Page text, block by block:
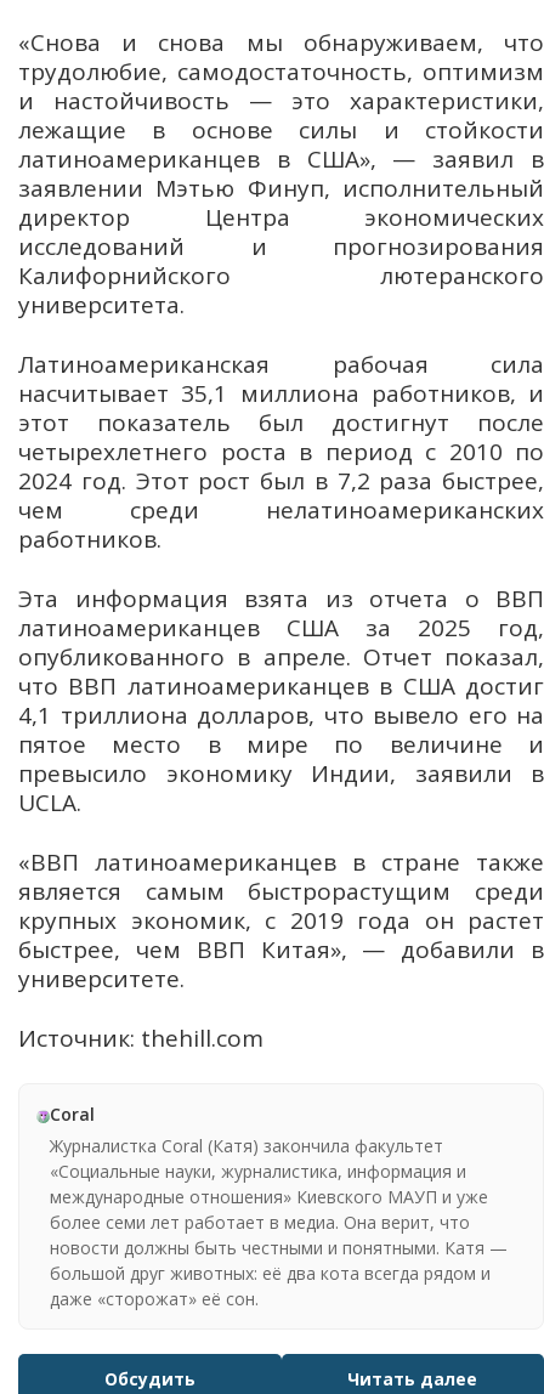
«Снова и снова мы обнаруживаем, что
трудолюбие, самодостаточность, оптимизм
и настойчивость — это характеристики,
лежащие в основе силы и стойкости
латиноамериканцев в США», — заявил в
заявлении Мэтью Финуп, исполнительный
директор Центра экономических
исследований и прогнозирования
Калифорнийского лютеранского
университета.
Латиноамериканская рабочая сила
насчитывает 35,1 миллиона работников, и
этот показатель был достигнут после
четырехлетнего роста в период с 2010 по
2024 год. Этот рост был в 7,2 раза быстрее,
чем среди нелатиноамериканских
работников.
Эта информация взята из отчета о ВВП
латиноамериканцев США за 2025 год,
опубликованного в апреле. Отчет показал,
что ВВП латиноамериканцев в США достиг
4,1 триллиона долларов, что вывело его на
пятое место в мире по величине и
превысило экономику Индии, заявили в
UCLA.
«ВВП латиноамериканцев в стране также
является самым быстрорастущим среди
крупных экономик, с 2019 года он растет
быстрее, чем ВВП Китая», — добавили в
университете.
Источник: thehill.com
Coral
Журналистка Coral (Катя) закончила факультет
«Социальные науки, журналистика, информация и
международные отношения» Киевского МАУП и уже
более семи лет работает в медиа. Она верит, что
новости должны быть честными и понятными. Катя —
большой друг животных: её два кота всегда рядом и
даже «сторожат» её сон.
Обсудить Читать далее